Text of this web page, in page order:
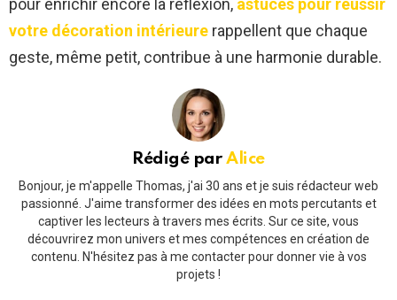
pour enrichir encore la réflexion, astuces pour réussir
votre décoration intérieure rappellent que chaque
geste, même petit, contribue à une harmonie durable.
Rédigé parAlice
Bonjour, je m'appelle Thomas, j'ai 30 ans et je suis rédacteur web
passionné. J'aime transformer des idées en mots percutants et
captiver les lecteurs à travers mes écrits. Sur ce site, vous
découvrirez mon univers et mes compétences en création de
contenu. N'hésitez pas à me contacter pour donner vie à vos
projets !